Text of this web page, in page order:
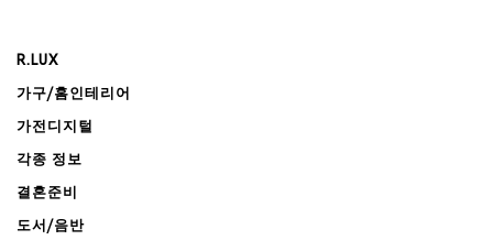
R.LUX
가구/홈인테리어
가전디지털
각종 정보
결혼준비
도서/음반